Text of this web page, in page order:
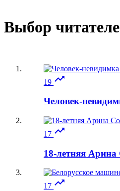
Выбор
19 
Человек-
17 
18-летняя
17 